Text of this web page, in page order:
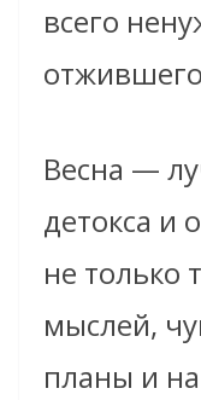
всего
Весна —
детокса и
не только
мыслей,
планы и